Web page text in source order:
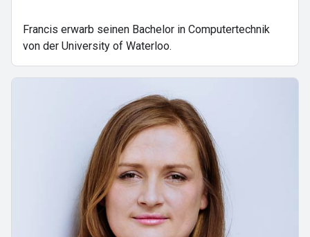
Francis erwarb seinen Bachelor in Computertechnik
von der University of Waterloo.